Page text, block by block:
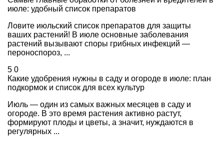
июле: удобный список препаратов
Ловите июльский список препаратов для защиты
ваших растений! В июле основные заболевания
растений вызывают споры грибных инфекций —
пероноспороз, ...
5 0
Какие удобрения нужны в саду и огороде в июле: план
подкормок и список для всех культур
Июль — один из самых важных месяцев в саду и
огороде. В это время растения активно растут,
формируют плоды и цветы, а значит, нуждаются в
регулярных ...